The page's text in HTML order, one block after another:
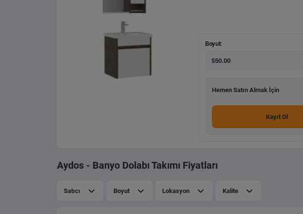
Boyut:
550.00
Hemen Satın Almak İçin
Kayıt Ol
Aydos - Banyo Dolabı Takımı Fiyatları
Satıcı Boyut Lokasyon Kalite